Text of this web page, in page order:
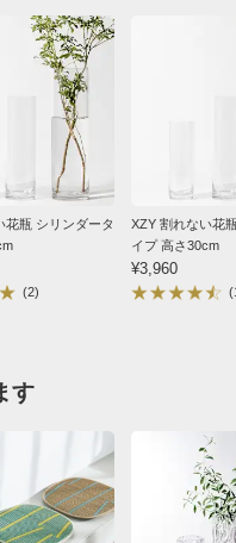
花瓶 シリンダータ
(2)
XZY 割れない花
イプ 高さ30cm
¥3,960
す